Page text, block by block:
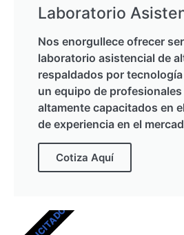
Laboratorio
Nos enorgullece ofrecer
laboratorio asistencial de
respaldados por
un equipo de
altamente capacitados en
de experiencia en el
Cotiza Aquí